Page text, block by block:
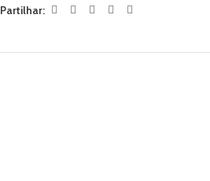
Partilhar: